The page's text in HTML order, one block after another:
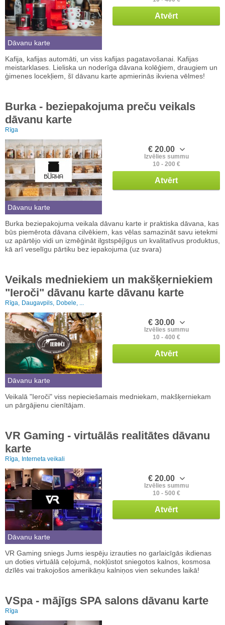
Dāvanu karte
Atvērt
Kafija, kafijas automāti, un viss kafijas pagatavošanai. Kafijas
meistarklases. Lieliska un noderīga dāvana kolēģiem, draugiem un
ģimenes locekļiem, šī dāvanu karte apmierinās ikviena vēlmes!
Burka - beziepakojuma preču veikals
dāvanu karte
Rīga
Dāvanu karte
€ 20.00
Izvēlies summu
10 - 200 €
Atvērt
Burka beziepakojuma veikala dāvanu karte ir praktiska dāvana, kas
būs piemērota dāvana cilvēkiem, kas vēlas samazināt savu ietekmi
uz apārtējo vidi un izmēģināt ilgstspējīgus un kvalitatīvus produktus,
kā arī veselīgu pārtiku bez iepakojuma (uz svara)
Veikals medniekiem un makšķerniekiem
"Ieroči" dāvanu karte dāvanu karte
Rīga, Daugavpils, Dobele, ...
Dāvanu karte
€ 30.00
Izvēlies summu
10 - 400 €
Atvērt
Veikalā "Ieroči" viss nepieciešamais medniekam, makšķerniekam
un pārgājienu cienītājam.
VR Gaming - virtuālās realitātes dāvanu
karte
Rīga, Interneta veikali
Dāvanu karte
€ 20.00
Izvēlies summu
10 - 500 €
Atvērt
VR Gaming sniegs Jums iespēju izrauties no garlaicīgās ikdienas
un doties virtuālā ceļojumā, nokļūstot sniegotos kalnos, kosmosa
dzīlēs vai trakojošos amerikāņu kalniņos vien sekundes laikā!
VSpa - mājīgs SPA salons dāvanu karte
Rīga